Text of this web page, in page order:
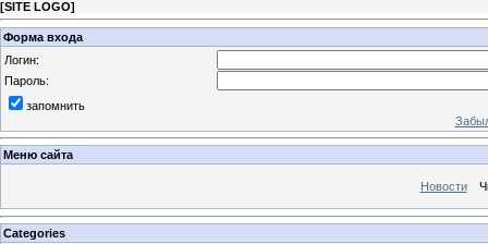
[SITE LOGO]
Форма входа
Логин:
Пароль:
запомнить
Меню сайта
Новости
Categories